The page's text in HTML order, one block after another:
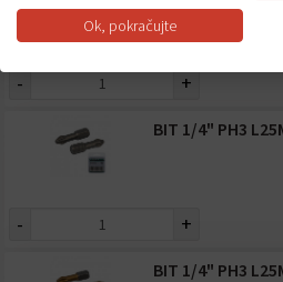
- +
BIT 1/4" PH3
- +
BIT 1/4" PH3
Ok, pokračujte